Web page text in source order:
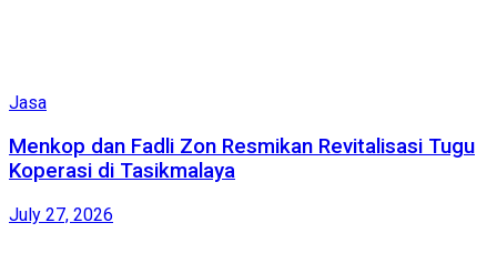
Jasa
Menkop dan Fadli Zon Resmikan Revitalisasi Tugu
Koperasi di Tasikmalaya
July 27, 2026